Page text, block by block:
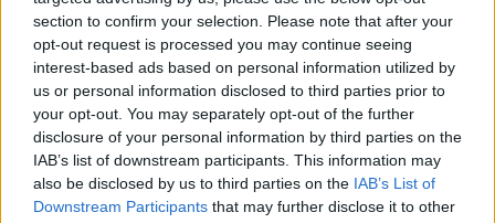
section to confirm your selection. Please note that after your
opt-out request is processed you may continue seeing
interest-based ads based on personal information utilized by
us or personal information disclosed to third parties prior to
your opt-out. You may separately opt-out of the further
disclosure of your personal information by third parties on the
IAB’s list of downstream participants. This information may
also be disclosed by us to third parties on the IAB’s List of
Downstream Participants that may further disclose it to other
Varese. Per info: scrivere a
comunicazione@gulliver-va.it oppure
telefonare al numero +39 338 222 90 23